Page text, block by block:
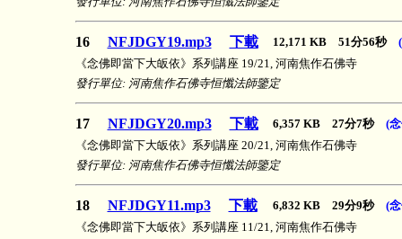
16 NFJDGY19.mp3 下載 12,171 KB 51分56秒
《念佛即當下大皈依》系列講座 19/21, 河南焦作石佛寺
發行單位: 河南焦作石佛寺恒懺法師鑒定
17 NFJDGY20.mp3 下載 6,357 KB 27分7秒 (
《念佛即當下大皈依》系列講座 20/21, 河南焦作石佛寺
發行單位: 河南焦作石佛寺恒懺法師鑒定
18 NFJDGY11.mp3 下載 6,832 KB 29分9秒 (
《念佛即當下大皈依》系列講座 11/21, 河南焦作石佛寺